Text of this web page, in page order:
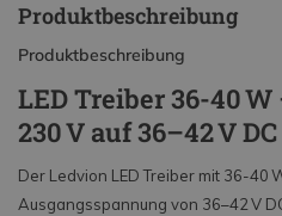
Produktbeschreibung
Produktbeschreibung
LED Treiber 36-40
230 V auf 36–42 V
Der Ledvion LED Treiber mit 36-40
Ausgangsspannung von 36–42 V